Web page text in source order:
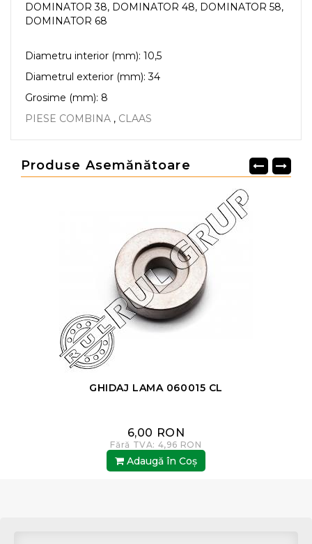
DOMINATOR 38, DOMINATOR 48, DOMINATOR 58,
DOMINATOR 68
Diametru interior (mm): 10,5
Diametrul exterior (mm): 34
Grosime (mm): 8
PIESE COMBINA , CLAAS
Produse Asemănătoare
GHIDAJ LAMA 060015 CL
6,00 RON
Fără TVA: 4,96 RON
Adaugă în Coş